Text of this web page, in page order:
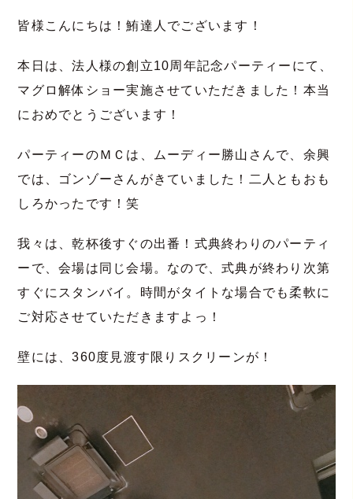
皆様こんにちは！鮪達人でございます！
本日は、法人様の創立10周年記念パーティーにて、
マグロ解体ショー実施させていただきました！本当
におめでとうございます！
パーティーのＭＣは、ムーディー勝山さんで、余興
では、ゴンゾーさんがきていました！二人ともおも
しろかったです！笑
我々は、乾杯後すぐの出番！式典終わりのパーティ
ーで、会場は同じ会場。なので、式典が終わり次第
すぐにスタンバイ。時間がタイトな場合でも柔軟に
ご対応させていただきますよっ！
壁には、360度見渡す限りスクリーンが！